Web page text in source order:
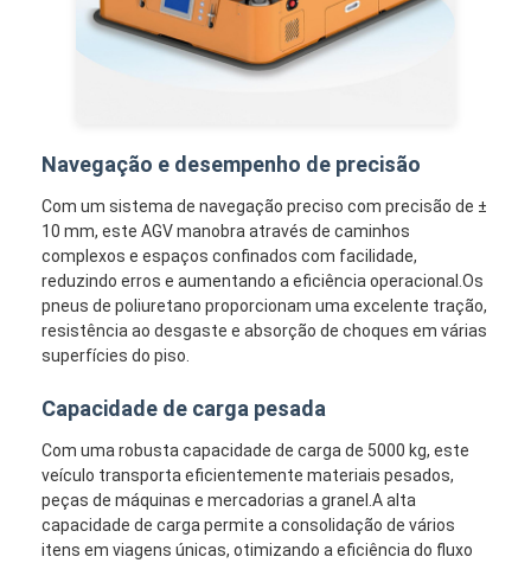
Navegação e desempenho de precisão
Com um sistema de navegação preciso com precisão de ±
10 mm, este AGV manobra através de caminhos
complexos e espaços confinados com facilidade,
reduzindo erros e aumentando a eficiência operacional.Os
pneus de poliuretano proporcionam uma excelente tração,
resistência ao desgaste e absorção de choques em várias
superfícies do piso.
Capacidade de carga pesada
Com uma robusta capacidade de carga de 5000 kg, este
veículo transporta eficientemente materiais pesados,
peças de máquinas e mercadorias a granel.A alta
capacidade de carga permite a consolidação de vários
itens em viagens únicas, otimizando a eficiência do fluxo